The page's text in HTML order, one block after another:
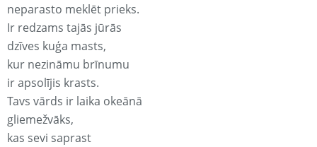
neparasto meklēt prieks.
Ir redzams tajās jūrās
dzīves kuģa masts,
kur nezināmu brīnumu
ir apsolījis krasts.
Tavs vārds ir laika okeānā
gliemežvāks,
kas sevi saprast